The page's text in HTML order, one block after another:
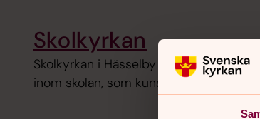
Skolkyrkan
Skolkyrkan i Hässelby vill vara en
inom skolan, som